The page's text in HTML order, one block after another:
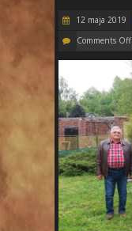
12 maja 2019
Comments Off